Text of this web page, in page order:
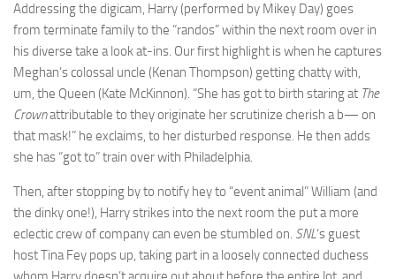
Addressing the digicam, Harry (performed by Mikey Day) goes
from terminate family to the “randos” within the next room over in
his diverse take a look at-ins. Our first highlight is when he captures
Meghan’s colossal uncle (Kenan Thompson) getting chatty with,
um, the Queen (Kate McKinnon). “She has got to birth staring at The
Crownattributable to they originate her scrutinize cherish a b— on
that mask!” he exclaims, to her disturbed response. He then adds
she has “got to” train over with Philadelphia.
Then, after stopping by to notify hey to “event animal” William (and
the dinky one!), Harry strikes into the next room the put a more
eclectic crew of company can even be stumbled on. SNL‘s guest
host Tina Fey pops up, taking part in a loosely connected duchess